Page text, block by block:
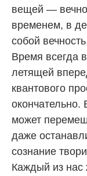
вещей —
временем, в
собой
Время всегда
летящей
квантового
может
даже
сознание
Каждый из нас